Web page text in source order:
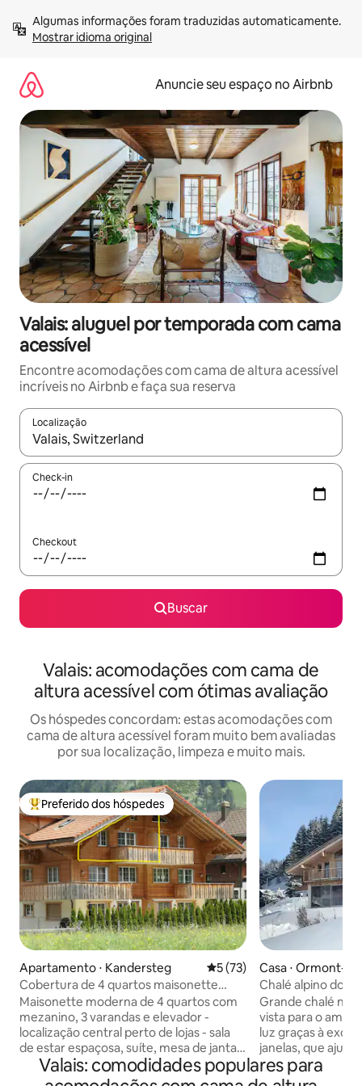
para
Mostrar idioma original
Anuncie seu espaço no Airbnb
Valais: aluguel por temporada com cama
acessível
Encontre acomodações com cama de altura acessível
incríveis no Airbnb e faça sua reserva
Localização
Quando os resultados estiverem disponíveis, explore-os
Check-in
Checkout
Buscar
Valais: acomodações com cama de
altura acessível com ótimas avaliação
Os hóspedes concordam: estas acomodações com
cama de altura acessível foram muito bem avaliadas
por sua localização, limpeza e muito mais.
Entre os melhores preferidos dos hóspedes
Preferido dos hóspedes
Apartamento ⋅ Kandersteg 5 de uma avaliação média
5 (73)
Cobertura de 4 quartos maisonette
elevador localização central
Maisonette moderna de 4 quartos com
mezanino, 3 varandas e elevador -
localização central perto de lojas - sala
de estar espaçosa, suíte, mesa de jantar
e cozinha - Máquina de café Nespresso,
fondue e conjunto de raclette - TV/rádio
Casa ⋅ Ormont-
Chalé alpino dos
do Lago de
Grande chalé
vista para o
luz graças à
janelas, que
máximo a
Área de sala de
Valais: comodidades populares para